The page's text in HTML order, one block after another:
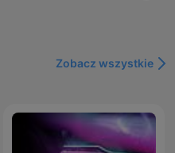
Zobacz wszystkie